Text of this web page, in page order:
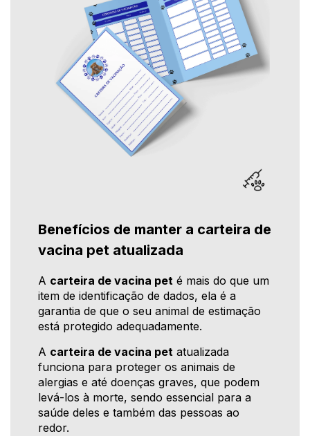
Benefícios de manter a carteira de
vacina pet atualizada
A carteira de vacina pet é mais do que um
item de identificação de dados, ela é a
garantia de que o seu animal de estimação
está protegido adequadamente.
A carteira de vacina pet atualizada
funciona para proteger os animais de
alergias e até doenças graves, que podem
levá-los à morte, sendo essencial para a
saúde deles e também das pessoas ao
redor.